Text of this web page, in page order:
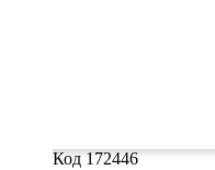
Код 172446